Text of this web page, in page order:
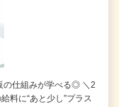
の仕組みが学べる◎ ＼2
料に“あと少し”プラス